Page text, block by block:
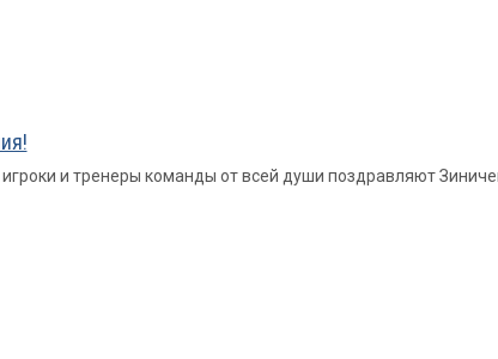
игроки и тренеры команды от всей души поздравляют